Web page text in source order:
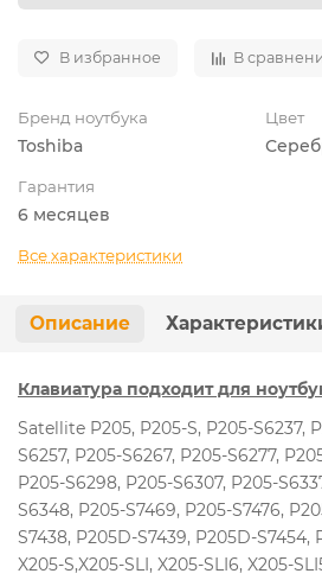
В избранное В
Бренд ноутбука
Toshiba
Цвет
Гарантия
6 месяцев
Все характеристики
Описание
Клавиатура подходит для
Satellite P205, P205-S, P205-S6237,
S6257, P205-S6267, P205-S6277,
P205-S6298, P205-S6307, P205-
S6348, P205-S7469, P205-S7476,
S7438, P205D-S7439, P205D-S7454,
X205-S,X205-SLI, X205-SLI6, X205-